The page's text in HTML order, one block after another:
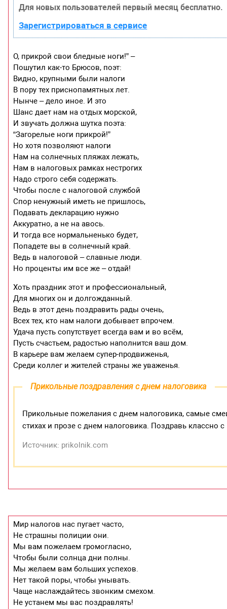
Для новых пользователей первый месяц бесплатно.
Зарегистрироваться в сервисе
О, прикрой свои бледные ноги!” –
Пошутил как-то Брюсов, поэт:
Видно, крупными были налоги
В пору тех приснопамятных лет.
Нынче – дело иное. И это
Шанс дает нам на отдых морской,
И звучать должна шутка поэта:
“Загорелые ноги прикрой!”
Но хотя позволяют налоги
Нам на солнечных пляжах лежать,
Нам в налоговых рамках нестрогих
Надо строго себя содержать.
Чтобы после с налоговой службой
Спор ненужный иметь не пришлось,
Подавать декларацию нужно
Аккуратно, а не на авось.
И тогда все нормальненько будет,
Попадете вы в солнечный край.
Ведь в налоговой – славные люди.
Но проценты им все же – отдай!
Хоть праздник этот и профессиональный,
Для многих он и долгожданный.
Ведь в этот день поздравить рады очень,
Всех тех, кто нам налоги добывает впрочем.
Удача пусть сопутствует всегда вам и во всём,
Пусть счастьем, радостью наполнится ваш дом.
В карьере вам желаем супер-продвиженья,
Среди коллег и жителей страны же уваженья.
Прикольные поздравления с днем налоговика
Прикольные пожелания с днем налоговика, самые
стихах и прозе с днем налоговика. Поздравь классно
Источник: prikolnik.com
Мир налогов нас пугает часто,
Не страшны полиции они.
Мы вам пожелаем громогласно,
Чтобы были солнца дни полны.
Мы желаем вам больших успехов.
Нет такой поры, чтобы унывать.
Чаще наслаждайтесь звонким смехом.
Не устанем мы вас поздравлять!